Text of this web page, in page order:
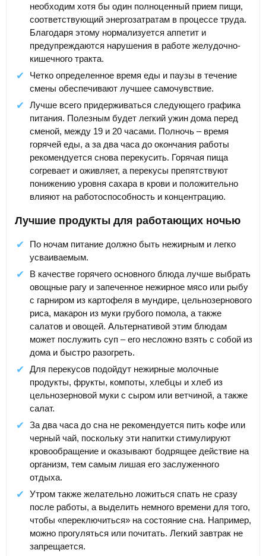
необходим хотя бы один полноценный прием пищи,
соответствующий энергозатратам в процессе труда.
Благодаря этому нормализуется аппетит и
предупреждаются нарушения в работе желудочно-
кишечного тракта.
Четко определенное время еды и паузы в течение
смены обеспечивают лучшее самочувствие.
Лучше всего придерживаться следующего графика
питания. Полезным будет легкий ужин дома перед
сменой, между 19 и 20 часами. Полночь – время
горячей еды, а за два часа до окончания работы
рекомендуется снова перекусить. Горячая пища
согревает и оживляет, а перекусы препятствуют
понижению уровня сахара в крови и положительно
влияют на работоспособность и концентрацию.
Лучшие продукты для работающих ночью
По ночам питание должно быть нежирным и легко
усваиваемым.
В качестве горячего основного блюда лучше выбрать
овощные рагу и запеченное нежирное мясо или рыбу
с гарниром из картофеля в мундире, цельнозернового
риса, макарон из муки грубого помола, а также
салатов и овощей. Альтернативой этим блюдам
может послужить суп – его несложно взять с собой из
дома и быстро разогреть.
Для перекусов подойдут нежирные молочные
продукты, фрукты, компоты, хлебцы и хлеб из
цельнозерновой муки с сыром или ветчиной, а также
салат.
За два часа до сна не рекомендуется пить кофе или
черный чай, поскольку эти напитки стимулируют
кровообращение и оказывают бодрящее действие на
организм, тем самым лишая его заслуженного
отдыха.
Утром также желательно ложиться спать не сразу
после работы, а выделить немного времени для того,
чтобы «переключиться» на состояние сна. Например,
можно прогуляться или почитать. Легкий завтрак не
запрещается.